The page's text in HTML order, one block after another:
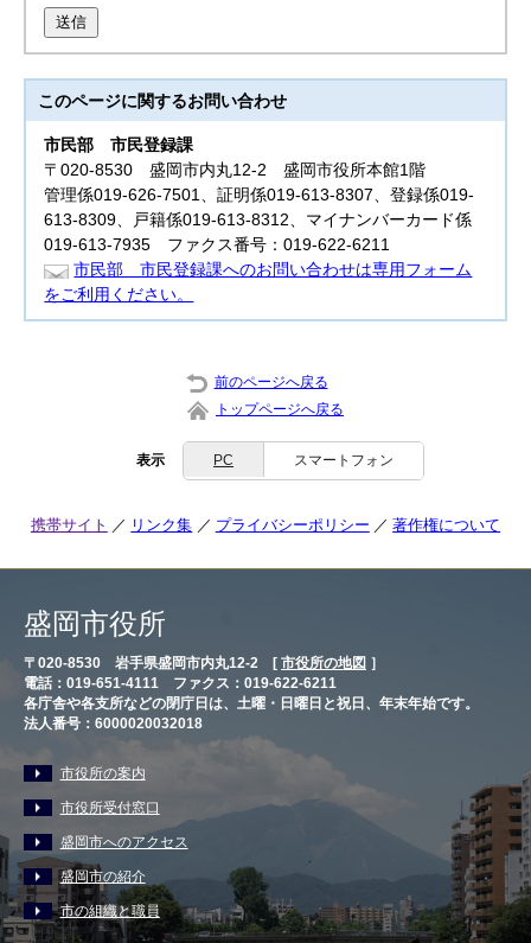
送信
このページに関するお問い合わせ
市民部市民登録課
〒020-8530 盛岡市内丸12-2 盛岡市役所本館1階
管理係019-626-7501、証明係019-613-8307、登録係019-
613-8309、戸籍係019-613-8312、マイナンバーカード係
019-613-7935 ファクス番号：019-622-6211
市民部 市民登録課へのお問い合わせは専用フォーム
をご利用ください。
前のページへ戻る
トップページへ戻る
表示 PC スマートフォン
携帯サイト リンク集 プライバシーポリシー 著作権について
盛岡市役所
〒020-8530 岩手県盛岡市内丸12-2 [ 市役所の地図 ］
電話：019-651-4111 ファクス：019-622-6211
各庁舎や各支所などの閉庁日は、土曜・日曜日と祝日、年末年始です。
法人番号：6000020032018
市役所の案内
市役所受付窓口
盛岡市へのアクセス
盛岡市の紹介
市の組織と職員